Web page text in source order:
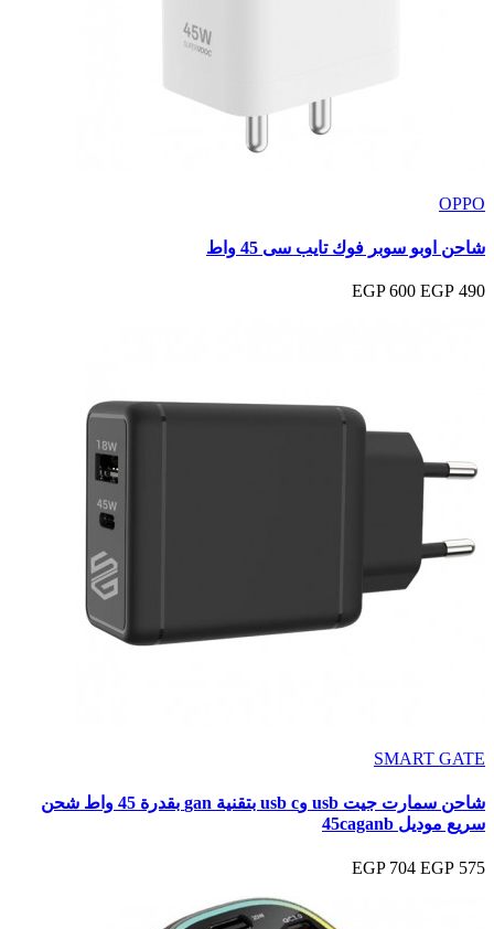
OPPO
شاحن اوبو سوبر فوك تايب سى 45 واط
490 EGP
600 EGP
SMART GATE
شاحن سمارت جيت usb وusb c بتقنية gan بقدرة 45 واط شحن
سريع موديل 45caganb
575 EGP
704 EGP